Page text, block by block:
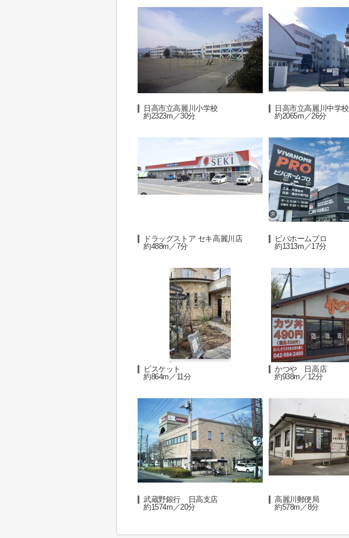
日高市立高麗川小学校
約2323m／30分
日高市立高麗川中学校
約2065m／26分
ドラッグストア セキ高麗川店
約488m／7分
ビバホームプロ
約1313m／17分
ビスケット
約864m／11分
かつや 日高店
約938m／12分
武蔵野銀行 日高支店
約1574m／20分
高麗川郵便局
約578m／8分